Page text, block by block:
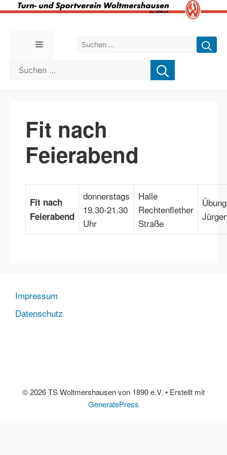
Suchen nach:
Menü
Suchen nach:
Fit nach
Feierabend
Fit nach
Feierabend
donnerstags
19.30-21.30
Uhr
Halle
Rechtenflether
Straße
Impressum
Datenschutz
© 2026 TS Woltmershausen von 1890 e.V. • Erstellt mit
GeneratePress